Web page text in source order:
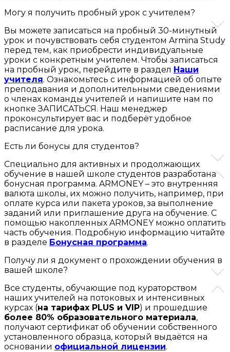
Могу я получить пробный урок с учителем?
Вы можете записаться на пробный 30-минутный
урок и почувствовать себя студентом Armina Study
перед тем, как приобрести индивидуальные
уроки с конкретным учителем. Чтобы записаться
на пробный урок, перейдите в раздел Наши
учителя. Ознакомьтесь с информацией об опыте
преподавания и дополнительными сведениями
о членах команды учителей и напишите нам по
кнопке ЗАПИСАТЬСЯ. Наш менеджер
проконсультирует вас и подберёт удобное
расписание для урока.
Есть ли бонусы для студентов?
Специально для активных и продолжающих
обучение в нашей школе студентов разработана
бонусная программа. ARMONEY – это внутренняя
валюта школы, их можно получить, например, при
оплате курса или пакета уроков, за выполнение
заданий или приглашение друга на обучение. С
помощью накопленных ARMONEY можно оплатить
часть обучения. Подробную информацию читайте
в разделе Бонусная программа.
Получу ли я документ о прохождении обучения в
вашей школе?
Все студенты, обучающие под кураторством
наших учителей на потоковых и интенсивных
курсах (на тарифах PLUS и VIP) и прошедшие
более 80% образовательного материала,
получают сертификат об обучении собственного
установленного образца, который выдаётся на
основании официальной лицензии.